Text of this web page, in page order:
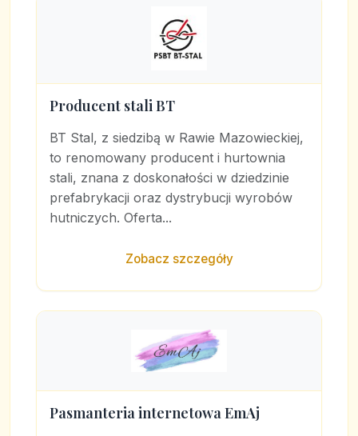
Producent stali BT
BT Stal, z siedzibą w Rawie Mazowieckiej,
to renomowany producent i hurtownia
stali, znana z doskonałości w dziedzinie
prefabrykacji oraz dystrybucji wyrobów
hutniczych. Oferta...
Zobacz szczegóły
Pasmanteria internetowa EmAj